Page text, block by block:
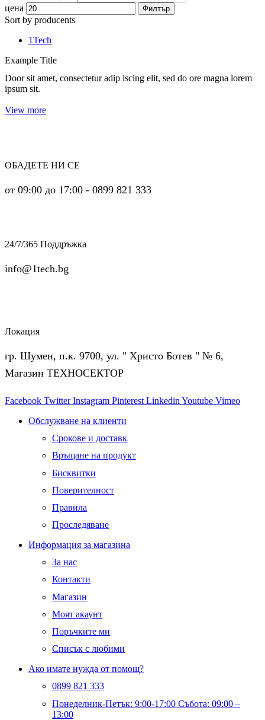
цена
Филтър
Sort by producents
1Tech
Example Title
Door sit amet, consectetur adip iscing elit, sed do ore magna lorem
ipsum sit.
View more
ОБАДЕТЕ НИ СЕ
от 09:00 до 17:00 - 0899 821 333
24/7/365 Поддръжка
info@1tech.bg
Локация
гр. Шумен, п.к. 9700, ул. " Христо Ботев " № 6,
Магазин ТЕХНОСЕКТОР
Facebook Twitter Instagram Pinterest Linkedin Youtube Vimeo
Обслужване на клиенти
Срокове и доставк
Връщане на продукт
Бисквитки
Поверителност
Правила
Проследяване
Информация за магазина
За нас
Контакти
Магазин
Моят акаунт
Поръчките ми
Списък с любими
Ако имате нужда от помощ?
0899 821 333
Понеделник-Петък: 9:00-17:00 Събота: 09:00 –
13:00